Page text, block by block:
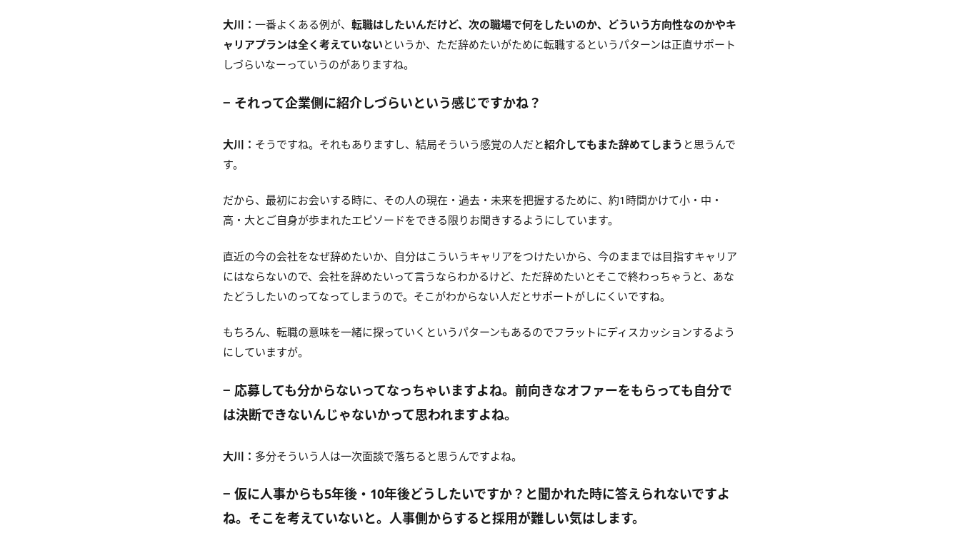
大川： 一番よくある例が、 転職はしたいんだけど、次の職場で何をしたいのか、どういう方向性なのかやキ
ャリアプランは全く考えていない というか、ただ辞めたいがために転職するというパターンは正直サポート
しづらいなーっていうのがありますね。
− それって企業側に紹介しづらいという感じですかね？
大川： そうですね。それもありますし、結局そういう感覚の人だと紹介してもまた辞めてしまう と思うんで
す。
だから、最初にお会いする時に、その人の現在・過去・未来を把握するために、約1時間かけて小・中・
高・大とご自身が歩まれたエピソードをできる限りお聞きするようにしています。
直近の今の会社をなぜ辞めたいか、自分はこういうキャリアをつけたいから、今のままでは目指すキャリア
にはならないので、会社を辞めたいって言うならわかるけど、ただ辞めたいとそこで終わっちゃうと、あな
たどうしたいのってなってしまうので。そこがわからない人だとサポートがしにくいですね。
もちろん、転職の意味を一緒に探っていくというパターンもあるのでフラットにディスカッションするよう
にしていますが。
− 応募しても分からないってなっちゃいますよね。前向きなオファーをもらっても自分で
は決断できないんじゃないかって思われますよね。
大川： 多分そういう人は一次面談で落ちると思うんですよね。
− 仮に人事からも5年後・10年後どうしたいですか？と聞かれた時に答えられないですよ
ね。そこを考えていないと。人事側からすると採用が難しい気はします。